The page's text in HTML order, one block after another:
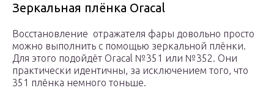
Зеркальная плёнка Oracal
Восстановление отражателя фары довольно просто
можно выполнить с помощью зеркальной плёнки.
Для этого подойдёт Oracal №351 или №352. Они
практически идентичны, за исключением того, что
351 плёнка немного тоньше.